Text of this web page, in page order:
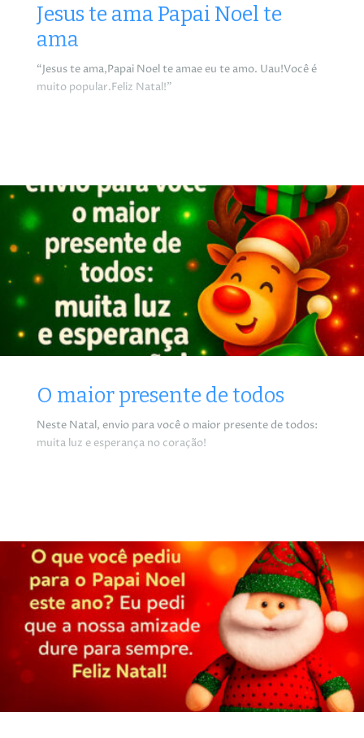
Jesus te ama Papai Noel te
ama
“Jesus te ama,Papai Noel te amae eu te amo. Uau!Você é
muito popular.Feliz Natal!”
O maior presente de todos
Neste Natal, envio para você o maior presente de todos:
muita luz e esperança no coração!